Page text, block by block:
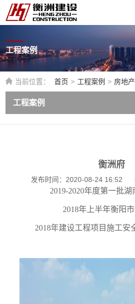
工程案例
当前位置： 首页 > 工程案例 > 房地
工程案例
衡洲府
发布时间：2020-08-24 16:52
2019-2020年度第一批
2018年上半年衡阳
2018年建设工程项目施工安